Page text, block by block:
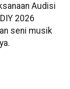
Audisi
2026
seni musik